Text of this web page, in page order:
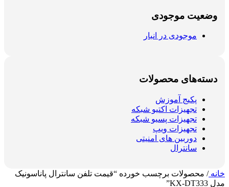
وضعیت موجودی
موجودی در انبار
دسته‌های محصولات
پکیج آموزش
تجهیزات اکتیو شبکه
تجهیزات پسیو شبکه
تجهیزات ویپ
دوربین های امنیتی
سانترال
خانه/ محصولات برچسب خورده “قیمت تلفن سانترال پاناسونیک
مدل KX-DT333”